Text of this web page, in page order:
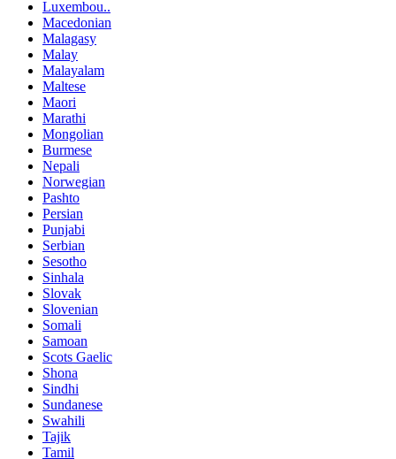
Luxembou..
Macedonian
Malagasy
Malay
Malayalam
Maltese
Maori
Marathi
Mongolian
Burmese
Nepali
Norwegian
Pashto
Persian
Punjabi
Serbian
Sesotho
Sinhala
Slovak
Slovenian
Somali
Samoan
Scots Gaelic
Shona
Sindhi
Sundanese
Swahili
Tajik
Tamil